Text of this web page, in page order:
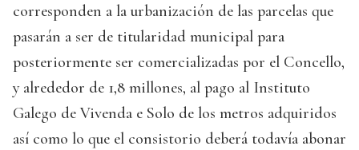
corresponden a la urbanización de las parcelas que
pasarán a ser de titularidad municipal para
posteriormente ser comercializadas por el Concello,
y alrededor de 1,8 millones, al pago al Instituto
Galego de Vivenda e Solo de los metros adquiridos
así como lo que el consistorio deberá todavía abonar